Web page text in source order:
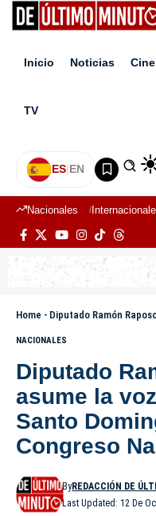
Inicio Noticias Cine
TV
ES|EN
Nacionales
Home - Diputado Ramón Raposo asume la
NACIONALES
Diputado
asume la
Santo
Congreso
Last Updated: 12 De
ByREDACCIÓN DE